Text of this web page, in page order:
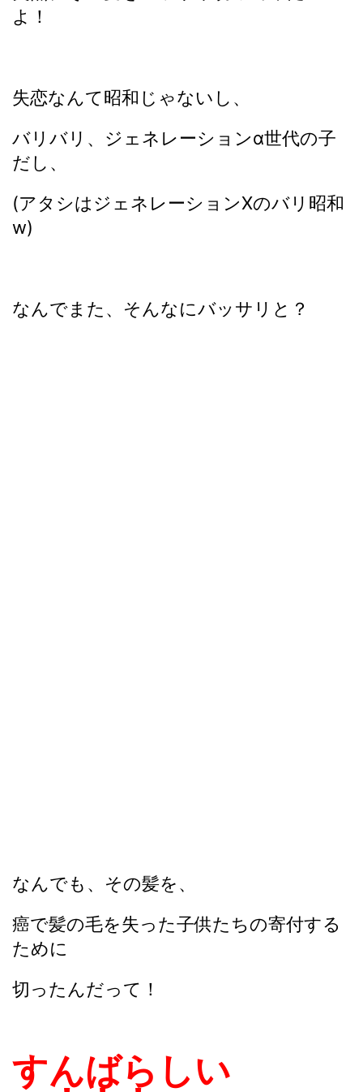
よ！
失恋なんて昭和じゃないし、
バリバリ、ジェネレーションα世代の子
だし、
(アタシはジェネレーションXのバリ昭和
w)
なんでまた、そんなにバッサリと？
なんでも、その髪を、
癌で髪の毛を失った子供たちの寄付する
ために
切ったんだって！
すんばらしい